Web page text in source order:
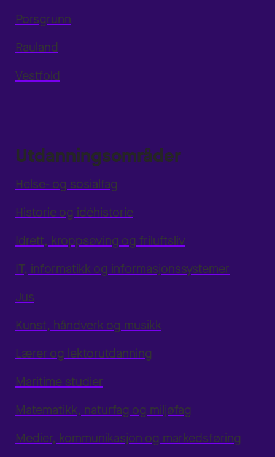
Porsgrunn
Rauland
Vestfold
Utdanningsområder
Helse- og sosialfag
Historie og idéhistorie
Idrett, kroppsøving og friluftsliv
IT, informatikk og informasjonssystemer
Jus
Kunst, håndverk og musikk
Lærer og lektorutdanning
Maritime studier
Matematikk, naturfag og miljøfag
Medier, kommunikasjon og markedsføring